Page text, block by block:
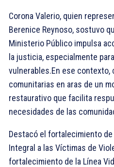
Corona Valerio, quien
Berenice Reynoso, sostuvo
Ministerio Público impulsa
la justicia, especialmente
vulnerables.En ese
comunitarias en aras de un
restaurativo que facilita
necesidades de las
Destacó el fortalecimiento
Integral a las Víctimas de
fortalecimiento de la Línea